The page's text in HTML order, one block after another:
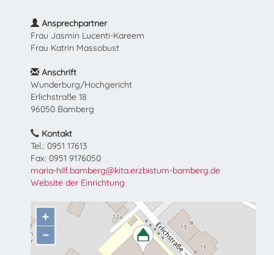
Ansprechpartner
Frau Jasmin Lucenti-Kareem
Frau Katrin Massobust
Anschrift
Wunderburg/Hochgericht
Erlichstraße 18
96050 Bamberg
Kontakt
Tel.: 0951 17613
Fax: 0951 9176050
maria-hilf.bamberg@kita.erzbistum-bamberg.de
Website der Einrichtung
+
−